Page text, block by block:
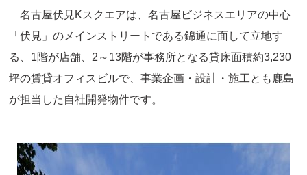
名古屋伏見Kスクエアは、名古屋ビジネスエリアの中心
「伏見」のメインストリートである錦通に面して立地す
る、1階が店舗、2～13階が事務所となる貸床面積約3,230
坪の賃貸オフィスビルで、事業企画・設計・施工とも鹿島
が担当した自社開発物件です。